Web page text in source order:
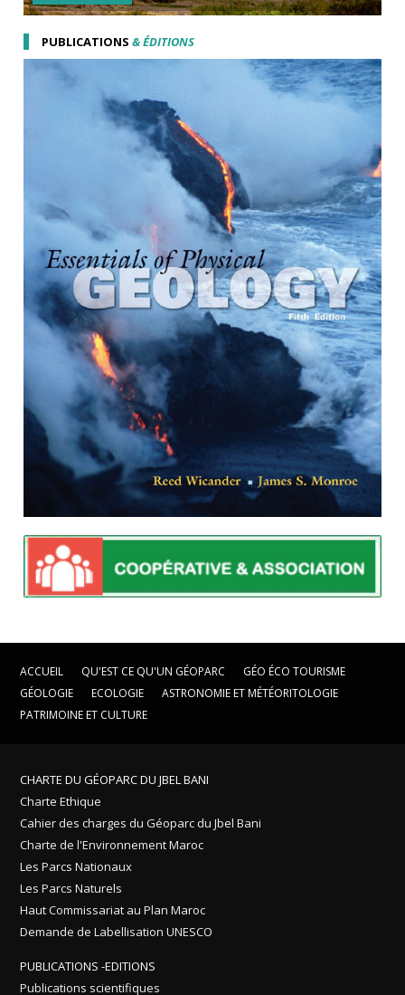
PUBLICATIONS& ÉDITIONS
ACCUEIL QU'EST CE QU'UN GÉOPARC
GÉO ÉCO TOURISME
GÉOLOGIE
ECOLOGIE
ASTRONOMIE ET MÉTÉORITOLOGIE
PATRIMOINE ET CULTURE
CHARTE DU GÉOPARC DU JBEL BANI
Charte Ethique
Cahier des charges du Géoparc du Jbel Bani
Charte de l'Environnement Maroc
Les Parcs Nationaux
Les Parcs Naturels
Haut Commissariat au Plan Maroc
Demande de Labellisation UNESCO
PUBLICATIONS -EDITIONS
Publications scientifiques